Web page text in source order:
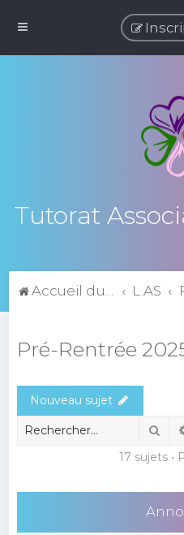
Tutorat
Accueil du forum L.AS
Pré-Rentrée
Nouveau sujet
17 sujets •